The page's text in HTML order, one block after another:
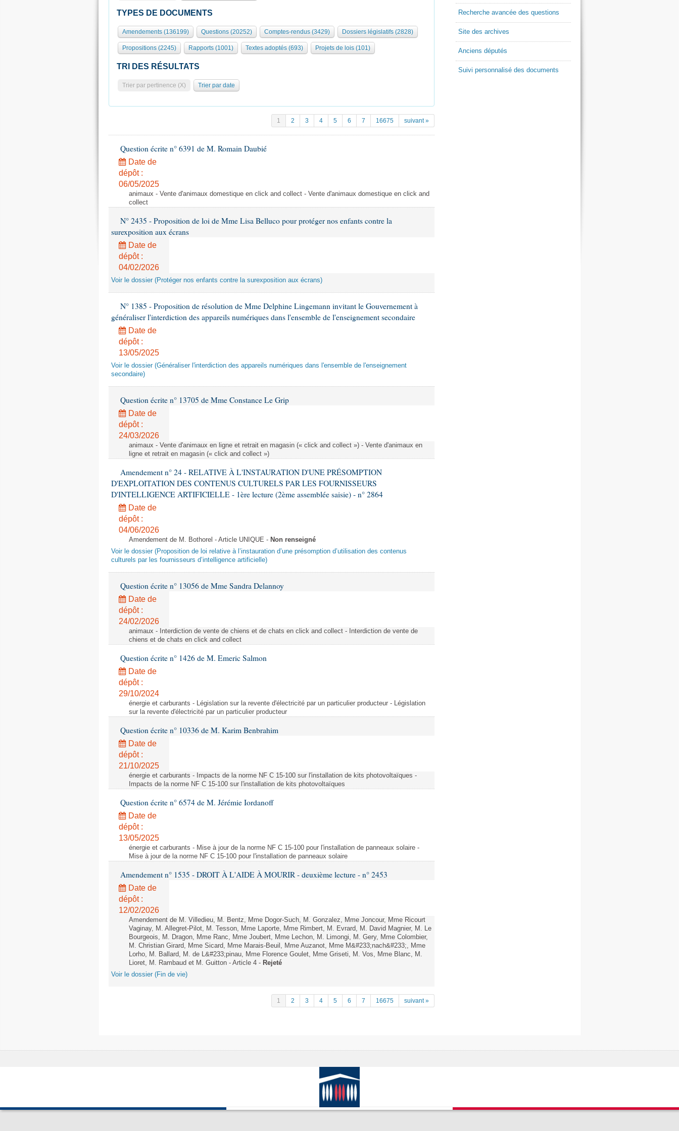
TYPES DE DOCUMENTS
Amendements (136199) Questions (20252) Comptes-rendus (3429) Dossiers législatifs (2828)
Propositions (2245) Rapports (1001) Textes adoptés (693) Projets de lois (101)
TRI DES RÉSULTATS
Trier par pertinence (X) Trier par date
1 2 3 4 5 6 7 16675 suivant »
Question écrite n° 6391 de M. Romain Daubié
Date de
dépôt :
06/05/2025
animaux - Vente d'animaux domestique en click and collect - Vente d'animaux domestique en click and
collect
N° 2435 - Proposition de loi de Mme Lisa Belluco pour protéger nos enfants contre la
surexposition aux écrans
Date de
dépôt :
04/02/2026
Voir le dossier (Protéger nos enfants contre la surexposition aux écrans)
N° 1385 - Proposition de résolution de Mme Delphine Lingemann invitant le Gouvernement à
généraliser l'interdiction des appareils numériques dans l'ensemble de l'enseignement secondaire
Date de
dépôt :
13/05/2025
Voir le dossier (Généraliser l'interdiction des appareils numériques dans l'ensemble de l'enseignement
secondaire)
Question écrite n° 13705 de Mme Constance Le Grip
Date de
dépôt :
24/03/2026
animaux - Vente d'animaux en ligne et retrait en magasin (« click and collect ») - Vente d'animaux en
ligne et retrait en magasin (« click and collect »)
Amendement n° 24 - RELATIVE À L'INSTAURATION D'UNE PRÉSOMPTION
D'EXPLOITATION DES CONTENUS CULTURELS PAR LES FOURNISSEURS
D'INTELLIGENCE ARTIFICIELLE - 1ère lecture (2ème assemblée saisie) - n° 2864
Date de
dépôt :
04/06/2026
Amendement de M. Bothorel - Article UNIQUE - Non renseigné
Voir le dossier (Proposition de loi relative à l’instauration d’une présomption d’utilisation des contenus
culturels par les fournisseurs d’intelligence artificielle)
Question écrite n° 13056 de Mme Sandra Delannoy
Date de
dépôt :
24/02/2026
animaux - Interdiction de vente de chiens et de chats en click and collect - Interdiction de vente de
chiens et de chats en click and collect
Question écrite n° 1426 de M. Emeric Salmon
Date de
dépôt :
29/10/2024
énergie et carburants - Législation sur la revente d'électricité par un particulier producteur - Législation
sur la revente d'électricité par un particulier producteur
Question écrite n° 10336 de M. Karim Benbrahim
Date de
dépôt :
21/10/2025
énergie et carburants - Impacts de la norme NF C 15-100 sur l'installation de kits photovoltaïques -
Impacts de la norme NF C 15-100 sur l'installation de kits photovoltaïques
Question écrite n° 6574 de M. Jérémie Iordanoff
Date de
dépôt :
13/05/2025
énergie et carburants - Mise à jour de la norme NF C 15-100 pour l'installation de panneaux solaire -
Mise à jour de la norme NF C 15-100 pour l'installation de panneaux solaire
Amendement n° 1535 - DROIT À L'AIDE À MOURIR - deuxième lecture - n° 2453
Date de
dépôt :
12/02/2026
Amendement de M. Villedieu, M. Bentz, Mme Dogor-Such, M. Gonzalez, Mme Joncour, Mme Ricourt
Vaginay, M. Allegret-Pilot, M. Tesson, Mme Laporte, Mme Rimbert, M. Evrard, M. David Magnier, M. Le
Bourgeois, M. Dragon, Mme Ranc, Mme Joubert, Mme Lechon, M. Limongi, M. Gery, Mme Colombier,
M. Christian Girard, Mme Sicard, Mme Marais-Beuil, Mme Auzanot, Mme M&#233;nach&#233;, Mme
Lorho, M. Ballard, M. de L&#233;pinau, Mme Florence Goulet, Mme Griseti, M. Vos, Mme Blanc, M.
Lioret, M. Rambaud et M. Guitton - Article 4 - Rejeté
Voir le dossier (Fin de vie)
1 2 3 4 5 6 7 16675 suivant »
Recherche avancée des questions
Site des archives
Anciens députés
Suivi personnalisé des documents